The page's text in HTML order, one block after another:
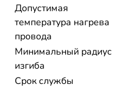
Допустимая
температура нагрева
провода
Минимальный радиус
изгиба
Срок службы